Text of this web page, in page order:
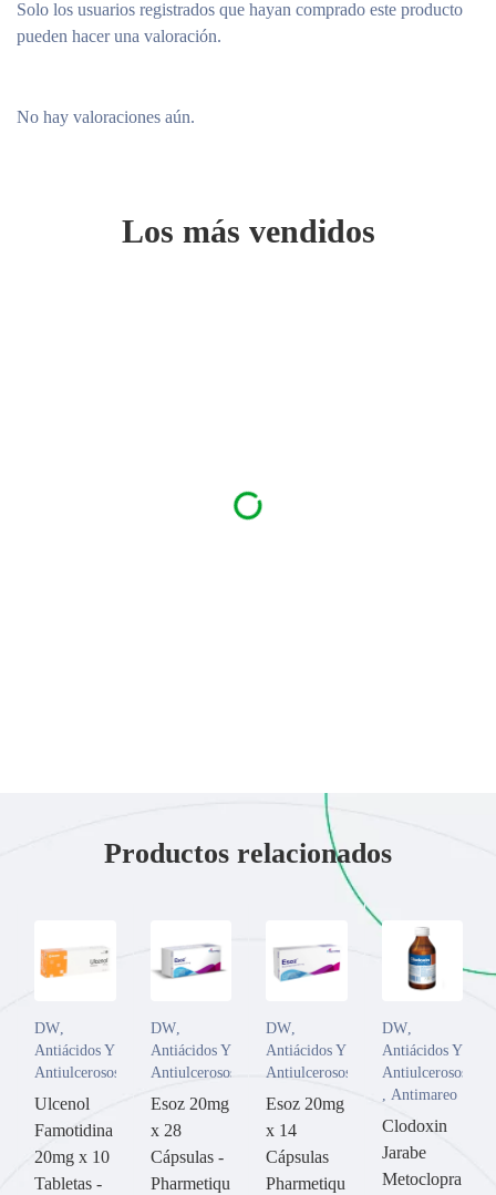
No hay valoraciones aún.
Solo los usuarios registrados que hayan comprado este producto
pueden hacer una valoración.
Los más vendidos
Productos relacionados
DW,
Antiácidos Y
Antiulcerosos
Ulcenol
Famotidina
20mg x 10
Tabletas -
DW,
Antiácidos Y
Antiulcerosos
Esoz 20mg
x 28
Cápsulas -
Pharmetiqu
DW,
Antiácidos Y
Antiulcerosos
Esoz 20mg
x 14
Cápsulas
Pharmetiqu
DW,
Antiácidos Y
Antiulcerosos
, Antimareo
Clodoxin
Jarabe
Metoclopra